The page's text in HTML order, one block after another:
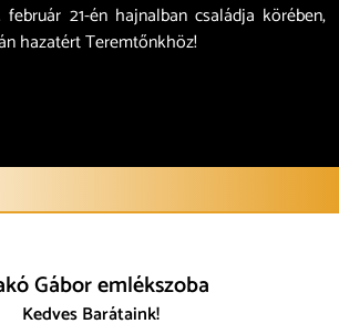
21-én hajnalban családja körében,
hazatért Teremtőnkhöz!
Gábor emlékszoba
Kedves Barátaink!